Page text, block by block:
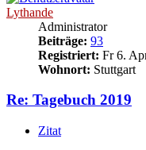
Lythande
Administrator
Beiträge: 93
Registriert: Fr 6.
Wohnort: Stuttgart
Re: Tagebuch 2019
Zitat